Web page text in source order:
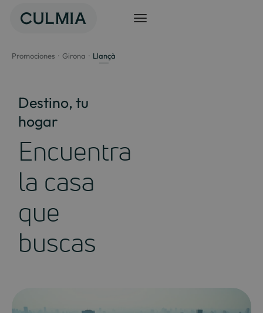
Promociones Girona Llançà
Destino, tu
hogar
Encuentra
la casa
que
buscas